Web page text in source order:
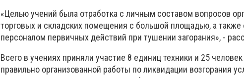
«Целью учений была отработка с личным составом вопросов
торговых и складских помещения с большой площадью, а
персоналом первичных действий при тушении загорания», -
Всего в учениях приняли участие 8 единиц техники и 25
правильно организованной работы по ликвидации возгорания